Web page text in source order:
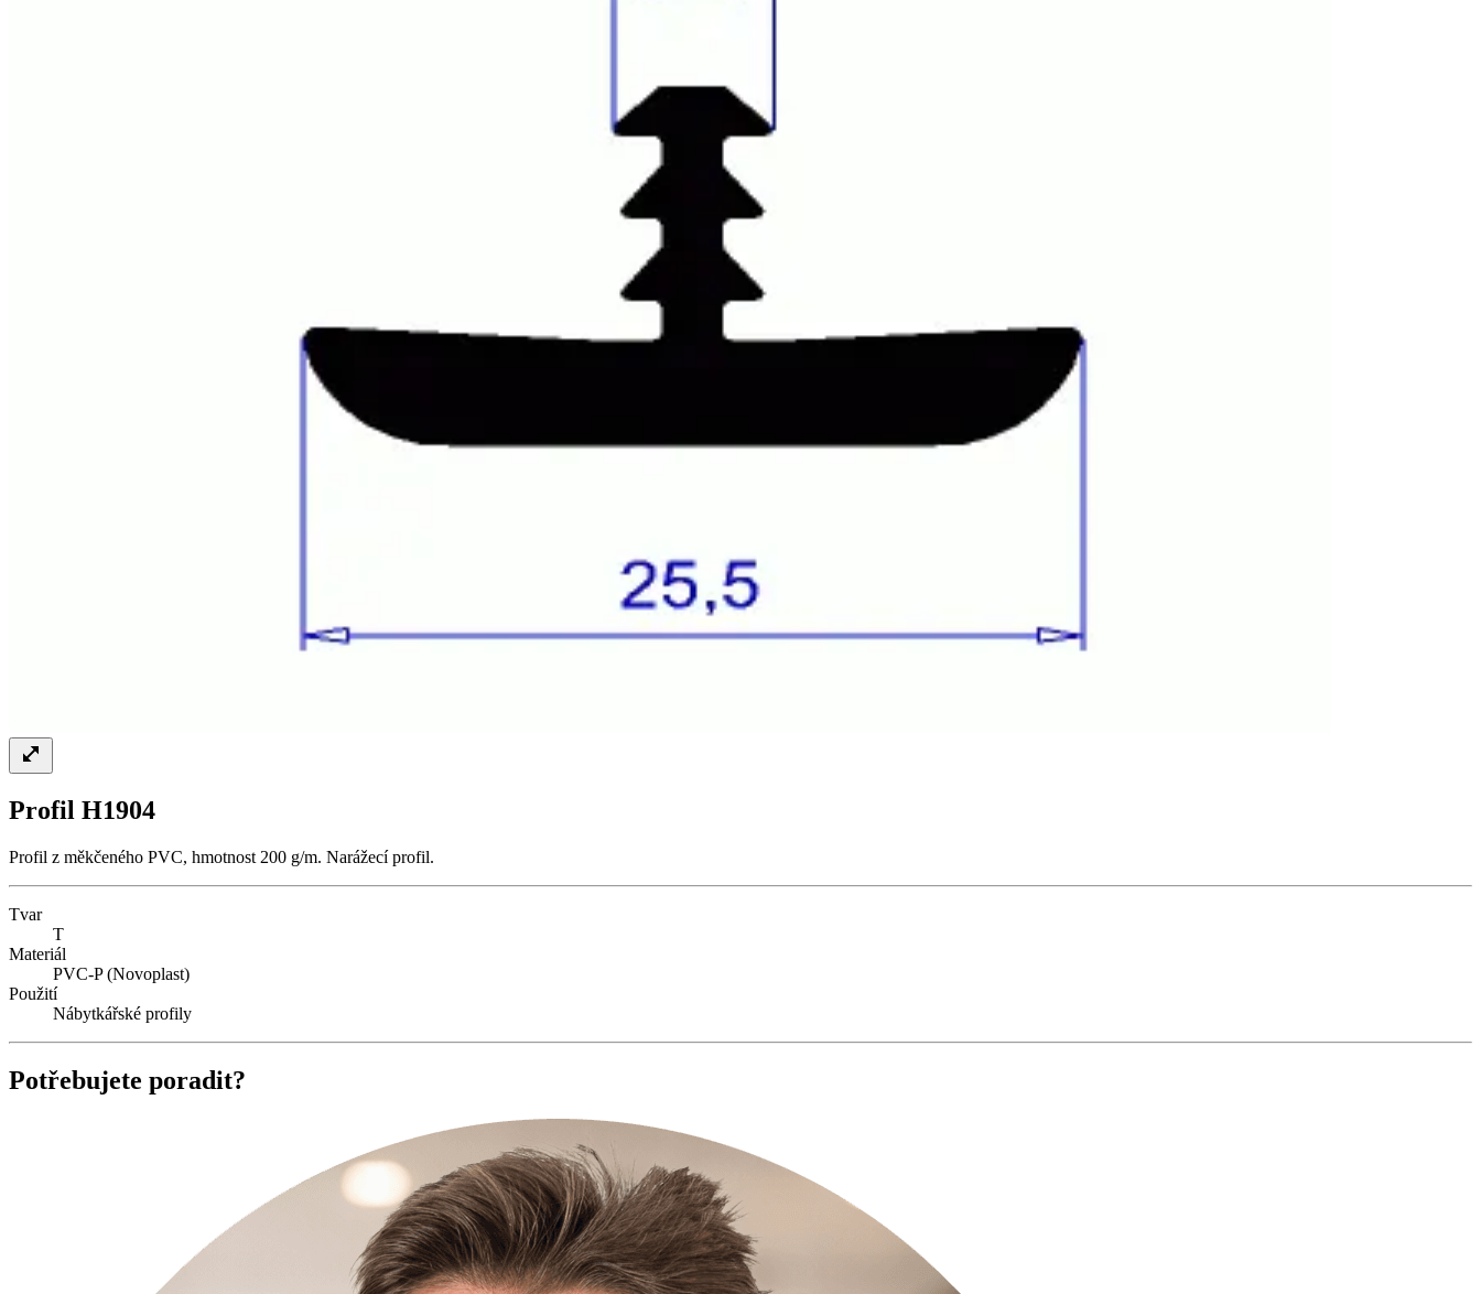
Profil H1904
Profil z měkčeného PVC, hmotnost 200 g/m. Narážecí profil.
Tvar
T
Materiál
PVC-P (Novoplast)
Použití
Nábytkářské profily
Potřebujete poradit?